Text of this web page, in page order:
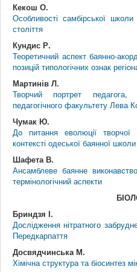
Кекош О.
Особливості самбірської
століття
Кундис Р.
Теоретичний аспект баянно-
позицій типологічних ознак
Мартинів Л.
Творчий портрет
педагогічного факультету Лева
Чумак Ю.
До питання еволюції творчої
контексті одеської баянної школи
Шафета В.
Ансамблеве баянне
термінологічний аспекти
Бриндзя І.
Дослідження нітратного
Передкарпаття
Досвядчинська М.
Хімічна структура та біосинтез